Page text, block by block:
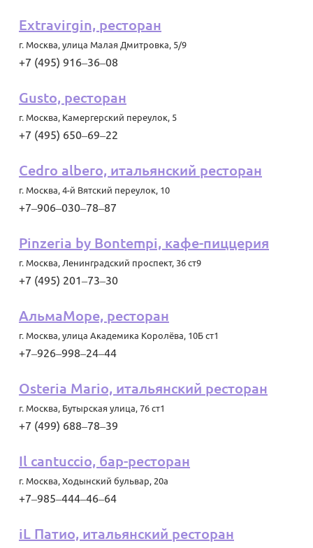
Extravirgin, ресторан
г. Москва, улица Малая Дмитровка, 5/9
+7 (495) 916‒36‒08
Gusto, ресторан
г. Москва, Камергерский переулок, 5
+7 (495) 650‒69‒22
Cedro albero, итальянский ресторан
г. Москва, 4-й Вятский переулок, 10
+7‒906‒030‒78‒87
Pinzeria by Bontempi, кафе-пиццерия
г. Москва, Ленинградский проспект, 36 ст9
+7 (495) 201‒73‒30
АльмаМоре, ресторан
г. Москва, улица Академика Королёва, 10Б ст1
+7‒926‒998‒24‒44
Osteria Mario, итальянский ресторан
г. Москва, Бутырская улица, 76 ст1
+7 (499) 688‒78‒39
Il cantuccio, бар-ресторан
г. Москва, Ходынский бульвар, 20а
+7‒985‒444‒46‒64
iL Патио, итальянский ресторан